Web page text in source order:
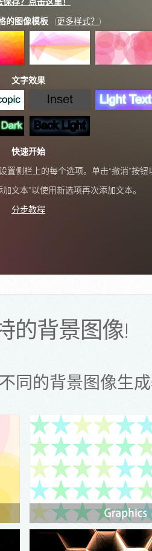
的图像模板- (更多样式？ )
文字效果
快速开始
侧栏上的每个选项。单击“撤消”按
文本”以使用新选项再次添加文本。
分步教程
的背景图像!
同的背景图像生